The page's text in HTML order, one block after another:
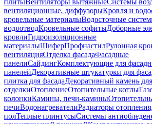
плитыВентиляторы вытяжныеСистемы
вентиляционные, диффузорыКровля и
кровельные материалыВодосточные
водоотводКровельные софитыДоборные
кровлиГидроизоляционные
материалыШиферПрофнастилРулонная
вентиляцияОтделка фасадаФасадные
панелиСайдингКомплектующие для
панелейДекоративные штукатурки для
плитка для фасадаДекоративный камень
отделкиОтоплениеОтопительные котлы
колонкиКамины, печи-камины
печиВодонагревателиРадиаторы
полТеплые плинтусыСистемы